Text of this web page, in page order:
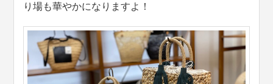
り場も華やかになりますよ！